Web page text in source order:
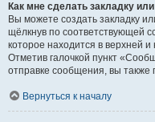
Как мне сделать закладку
Вы можете создать закладку
щёлкнув по соответствующей
которое находится в верхней
Отметив галочкой пункт
отправке сообщения, вы
Вернуться к началу